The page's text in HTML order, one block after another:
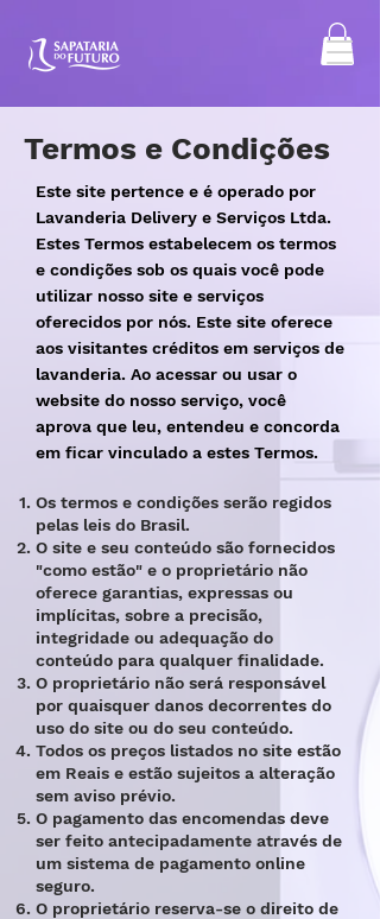
Termos e Condições
Este site pertence e é operado por
Lavanderia Delivery e Serviços Ltda.
Estes Termos estabelecem os termos
e condições sob os quais você pode
utilizar nosso site e serviços
oferecidos por nós. Este site oferece
aos visitantes créditos em serviços de
lavanderia. Ao acessar ou usar o
website do nosso serviço, você
aprova que leu, entendeu e concorda
em ficar vinculado a estes Termos.
Os termos e condições serão regidos
pelas leis do Brasil.
O site e seu conteúdo são fornecidos
"como estão" e o proprietário não
oferece garantias, expressas ou
implícitas, sobre a precisão,
integridade ou adequação do
conteúdo para qualquer finalidade.
O proprietário não será responsável
por quaisquer danos decorrentes do
uso do site ou do seu conteúdo.
Todos os preços listados no site estão
em Reais e estão sujeitos a alteração
sem aviso prévio.
O pagamento das encomendas deve
ser feito antecipadamente através de
um sistema de pagamento online
seguro.
O proprietário reserva-se o direito de